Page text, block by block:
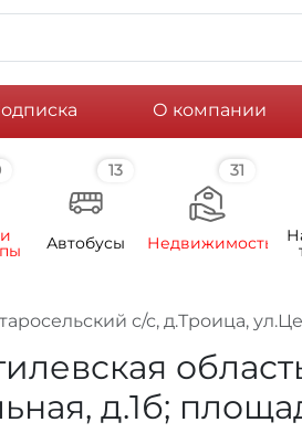
О компании
13
Автобусы
31
Недвижимость
с/с, д.Троица,
д.1б;